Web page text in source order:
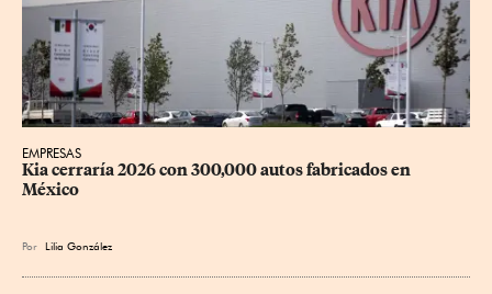
EMPRESAS
Kia cerraría 2026 con 300,000 autos fabricados en
México
Por Lilia González